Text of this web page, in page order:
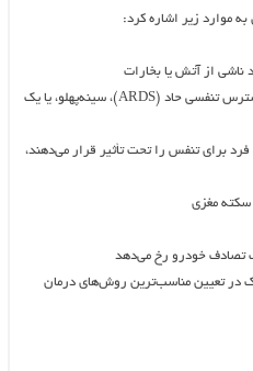
به موارد زیر اشاره کرد:
ناشی از آتش یا بخارات
* بیماری‌های مرتبط با ریه مانند سندرم دیسترس تنفسی حاد (ARDS)، سینه‌پهلو، یا یک
فرد برای تنفس را تحت تأثیر قرار می‌دهند،
سکته مغزی
تصادف خودرو رخ می‌دهد
در تعیین مناسب‌ترین روش‌های درمان